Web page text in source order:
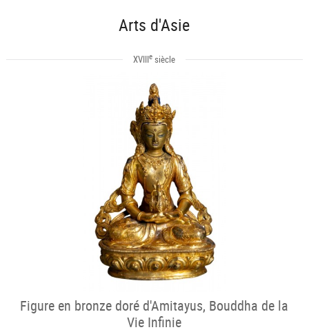
Arts d'Asie
XVIIIe siècle
Figure en bronze doré d'Amitayus, Bouddha de la
Vie Infinie